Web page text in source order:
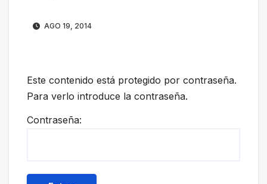
AGO 19, 2014
Este contenido está protegido por contraseña.
Para verlo introduce la contraseña.
Contraseña: